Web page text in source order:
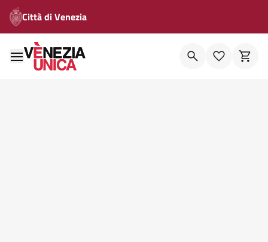
Città di Venezia